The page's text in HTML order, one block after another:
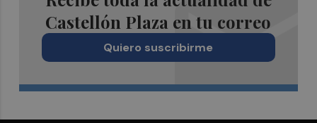
Castellón Plaza en tu correo
Quiero suscribirme